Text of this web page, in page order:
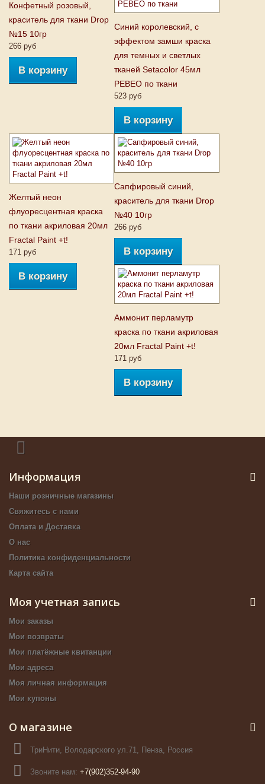
Конфетный розовый,
краситель для ткани Drop
№15 10гр
266 руб
В корзину
Синий королевский, с
эффектом замши краска
для темных и светлых
тканей Setacolor 45мл
PEBEO по ткани
523 руб
В корзину
Желтый неон
флуоресцентная краска
по ткани акриловая 20мл
Fractal Paint +t!
171 руб
В корзину
Сапфировый синий,
краситель для ткани Drop
№40 10гр
266 руб
В корзину
Аммонит перламутр
краска по ткани акриловая
20мл Fractal Paint +t!
171 руб
В корзину
Информация
Наши розничные магазины
Свяжитесь с нами
Оплата и Доставка
О нас
Политика конфиденциальности
Карта сайта
Моя учетная запись
Мои заказы
Мои возвраты
Мои платёжные квитанции
Мои адреса
Моя личная информация
Мои купоны
О магазине
ТриНити, Володарского ул.71, Пенза, Россия
Звоните нам: +7(902)352-94-90